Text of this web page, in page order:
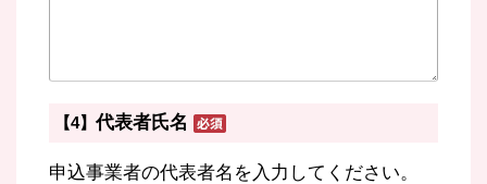
【4】 代表者氏名
申込事業者の代表者名を入力してください。